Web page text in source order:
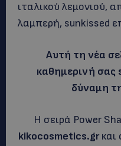
ιταλικού λεμονιού,
λαμπερή, sunkissed
Αυτή τη νέα
καθημερινή σας
δύναμη
Η σειρά Power
kikocosmetics.grκαι